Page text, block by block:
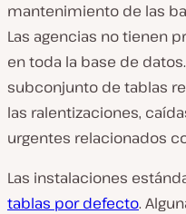
mantenimiento de las
Las agencias no tienen
en toda la base de
subconjunto de tablas
las ralentizaciones,
urgentes relacionados
Las instalaciones
tablas por defecto.